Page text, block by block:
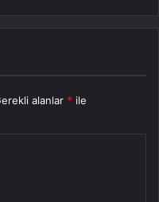
alanlar * ile